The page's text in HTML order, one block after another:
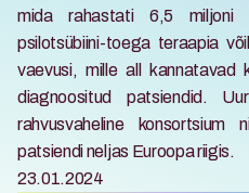
mida rahastati 6,5 miljoni
psilotsübiini-toega teraapia
vaevusi, mille all kannatavad
diagnoositud patsiendid.
rahvusvaheline
patsiendi neljas Euroopa riigis.
23.01.2024